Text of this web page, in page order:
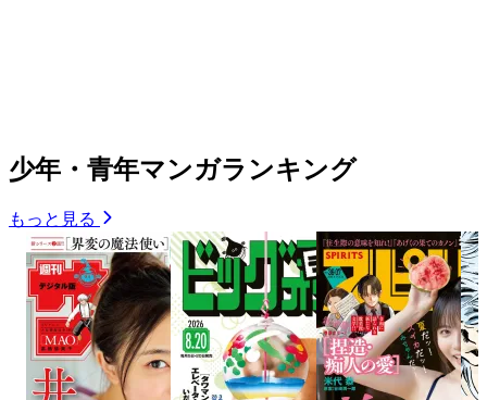
少年・青年マンガランキング
もっと見る